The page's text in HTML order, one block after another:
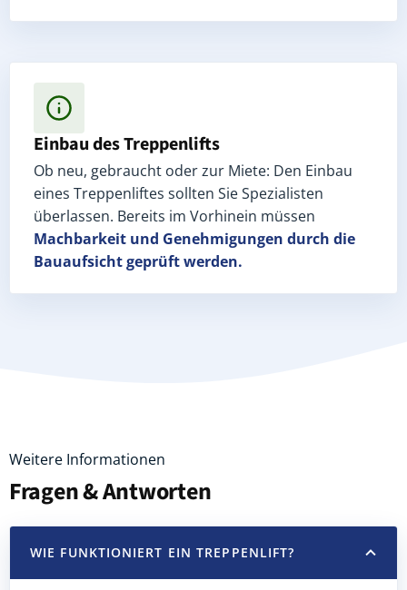
Einbau des Treppenlifts
Ob neu, gebraucht oder zur Miete: Den Einbau
eines Treppenliftes sollten Sie Spezialisten
überlassen. Bereits im Vorhinein müssen
Machbarkeit und Genehmigungen durch die
Bauaufsicht geprüft werden.
Weitere Informationen
Fragen & Antworten
WIE FUNKTIONIERT EIN TREPPENLIFT?